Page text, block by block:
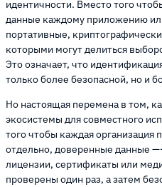
идентичности. Вместо того
данные каждому приложению
портативные,
которыми могут делиться
Это означает, что
только более безопасной, но и
Но настоящая перемена в том,
экосистемы для совместного
того чтобы каждая организация
отдельно, доверенные данные
лицензии, сертификаты или
проверены один раз, а затем